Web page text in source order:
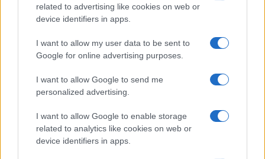
related to advertising like cookies on web or
device identifiers in apps.
I want to allow my user data to be sent to
Google for online advertising purposes.
I want to allow Google to send me
personalized advertising.
I want to allow Google to enable storage
related to analytics like cookies on web or
device identifiers in apps.